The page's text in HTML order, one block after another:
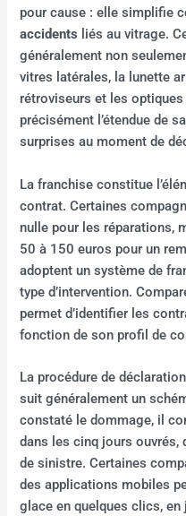
pour cause : elle simplifie
accidents liés au vitrage.
généralement non
vitres latérales, la lunette
rétroviseurs et les
précisément l’étendue de
surprises au moment de
La franchise constitue
contrat. Certaines
nulle pour les réparations,
50 à 150 euros pour un
adoptent un système de
type d’intervention.
permet d’identifier les
fonction de son profil de
La procédure de
suit généralement un
constaté le dommage, il
dans les cinq jours
de sinistre. Certaines
des applications mobiles
glace en quelques clics,